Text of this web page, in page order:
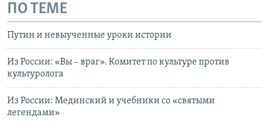
ПО ТЕМЕ
Путин и невыученные уроки истории
Из России: «Вы – враг». Комитет по культуре против
культуролога
Из России: Мединский и учебники со «святыми
легендами»